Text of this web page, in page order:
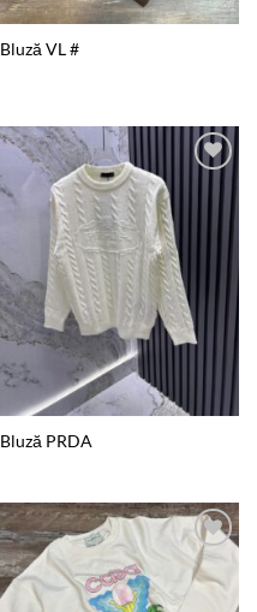
Bluză VL #
Add to
wishlist
Bluză PRDA
Add to
wishlist